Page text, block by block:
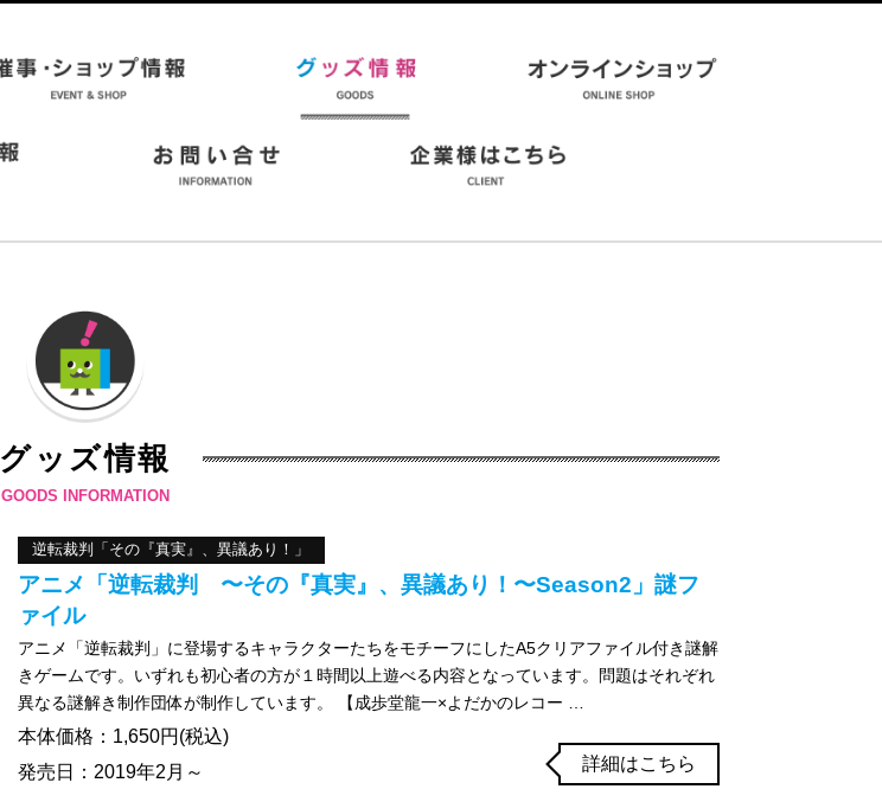
グッズ情報
GOODS INFORMATION
逆転裁判「その『真実』、異議あり！」
アニメ「逆転裁判 〜その『真実』、異議あり！〜Season2」謎フ
ァイル
アニメ「逆転裁判」に登場するキャラクターたちをモチーフにしたA5クリアファイル付き謎解
きゲームです。いずれも初心者の方が１時間以上遊べる内容となっています。問題はそれぞれ
異なる謎解き制作団体が制作しています。 【成歩堂龍一×よだかのレコー …
本体価格：1,650円(税込)
発売日：2019年2月～
詳細はこちら